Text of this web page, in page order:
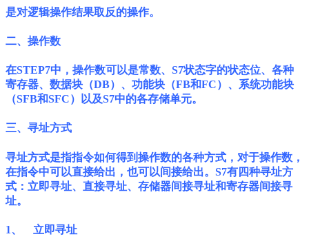
是对逻辑操作结果取反的操作。
二、操作数
在STEP7中，操作数可以是常数、S7状态字的状态位、各种
寄存器、数据块（DB）、功能块（FB和FC）、系统功能块
（SFB和SFC）以及S7中的各存储单元。
三、寻址方式
寻址方式是指指令如何得到操作数的各种方式，对于操作数，
在指令中可以直接给出，也可以间接给出。S7有四种寻址方
式：立即寻址、直接寻址、存储器间接寻址和寄存器间接寻
址。
1、 立即寻址